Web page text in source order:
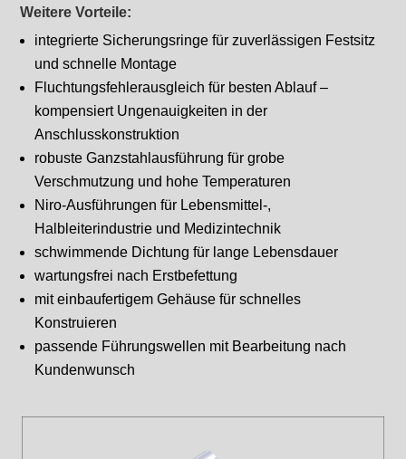
Weitere Vorteile:
integrierte Sicherungsringe für zuverlässigen Festsitz
und schnelle Montage
Fluchtungsfehlerausgleich für besten Ablauf –
kompensiert Ungenauigkeiten in der
Anschlusskonstruktion
robuste Ganzstahlausführung für grobe
Verschmutzung und hohe Temperaturen
Niro-Ausführungen für Lebensmittel-,
Halbleiterindustrie und Medizintechnik
schwimmende Dichtung für lange Lebensdauer
wartungsfrei nach Erstbefettung
mit einbaufertigem Gehäuse für schnelles
Konstruieren
passende Führungswellen mit Bearbeitung nach
Kundenwunsch